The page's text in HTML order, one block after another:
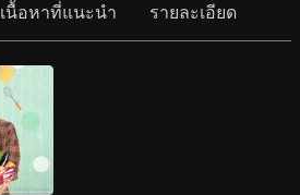
เนื้อหาที่แนะนำ รายละเอียด